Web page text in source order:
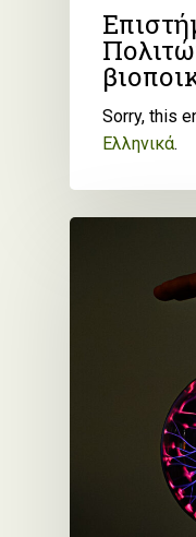
Sorry, this
Ελληνικά.